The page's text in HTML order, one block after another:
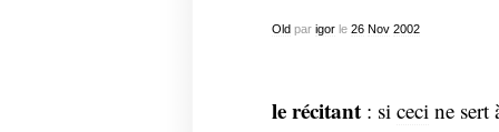
Oldpar igorle 26 Nov 2002
le récitant: si cecine sert